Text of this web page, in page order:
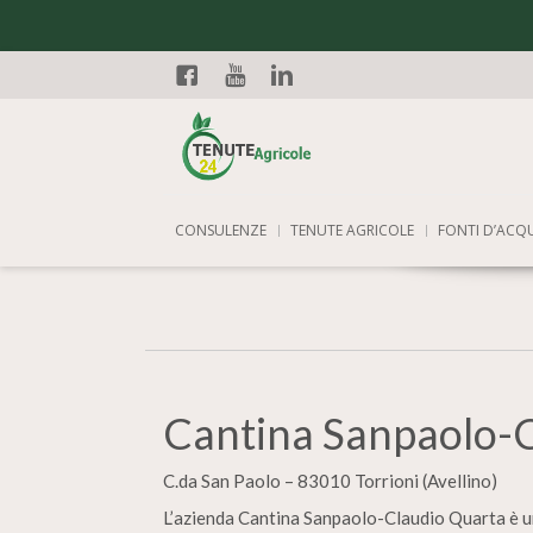
Facebook
CONSULENZE TENUTE AGRICOLE FONTI
Cantina
C.da San Paolo – 83010 Torrioni (Avellino)
L’azienda Cantina Sanpaolo-Claudio Quarta